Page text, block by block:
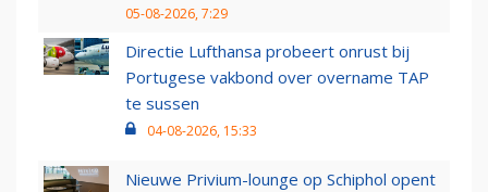
05-08-2026, 7:29
Directie Lufthansa probeert onrust bij
Portugese vakbond over overname TAP
te sussen
04-08-2026, 15:33
Nieuwe Privium-lounge op Schiphol opent